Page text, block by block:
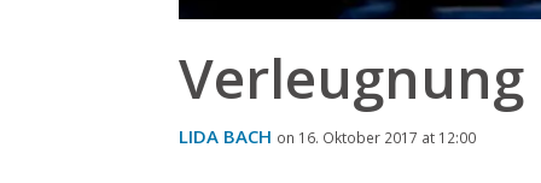
Verleugnung
LIDA BACH on 16. Oktober 2017 at 12:00